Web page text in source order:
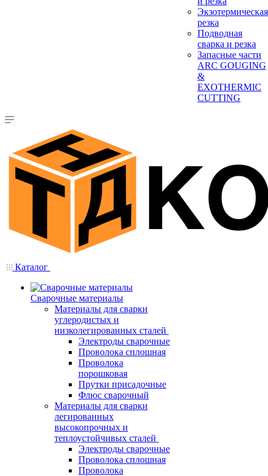
Экзотермическая
резка
Подводная
сварка и резка
Запасные части
ARC GOUGING
&
EXOTHERMIC
CUTTING
Каталог
Сварочные материалы
Материалы для сварки
углеродистых и
низколегированных сталей
Электроды сварочные
Проволока сплошная
Проволока
порошковая
Прутки присадочные
Флюс сварочный
Материалы для сварки
легированных
высокопрочных и
теплоустойчивых сталей
Электроды сварочные
Проволока сплошная
Проволока